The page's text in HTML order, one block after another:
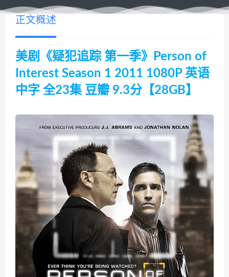
正文概述
美剧《疑犯追踪 第一季》Person of
Interest Season 1 2011 1080P 英语
中字 全23集 豆瓣 9.3分【28GB】